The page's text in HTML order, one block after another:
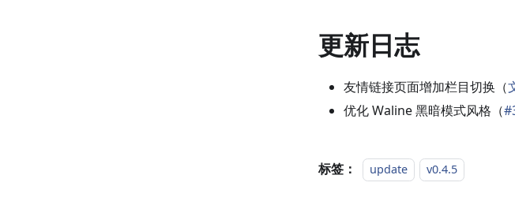
更新日志
友情链接页面增加栏目切换（
优化 Waline 黑暗模式风格（
标签： update v0.4.5